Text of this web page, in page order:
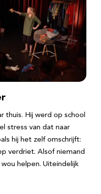
thuis. Hij werd op school
stress van dat naar
hij het zelf omschrijft:
verdriet. Alsof niemand
helpen. Uiteindelijk